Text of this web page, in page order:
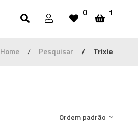
0 1
Home Pesquisar Trixie
Ordem padrão